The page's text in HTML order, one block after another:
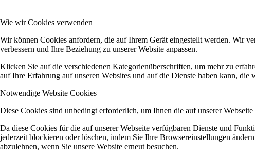
Wie wir Cookies verwenden
Wir können Cookies anfordern, die auf Ihrem Gerät eingestellt werden. Wir
verbessern und Ihre Beziehung zu unserer Website anpassen.
Klicken Sie auf die verschiedenen Kategorienüberschriften, um mehr zu
auf Ihre Erfahrung auf unseren Websites und auf die Dienste haben kann, die
Notwendige Website Cookies
Diese Cookies sind unbedingt erforderlich, um Ihnen die auf unserer
Da diese Cookies für die auf unserer Webseite verfügbaren Dienste und
jederzeit blockieren oder löschen, indem Sie Ihre Browsereinstellungen
abzulehnen, wenn Sie unsere Website erneut besuchen.